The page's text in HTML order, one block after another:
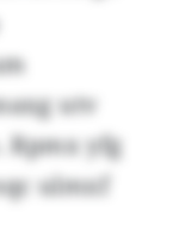
utv
Rpmx yfg
ulmxf